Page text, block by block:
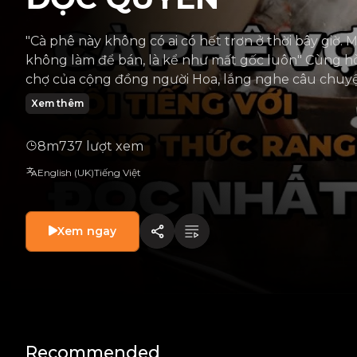
"Cà phê này không có ai có hết trơn ở thời bây giờ.
không làm để bán, là kể như mất gốc luôn" Cùng
chợ của cộng đồng người Hoa, lắng nghe câu
và Càfe Ba Lù - nơi mà suốt 70 năm qua, những
một phần quen thuộc đối với những người dân sinh
Xem thêm
8m737 lượt xem
English (UK)Tiếng Việt
Xem ngay
Recommended